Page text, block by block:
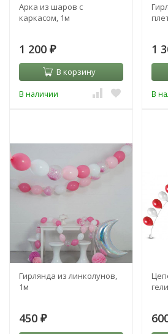
Арка из шаров с
каркасом, 1м
1 200 ₽
В корзину
В наличии
1
В
Гирлянда из линколунов,
1м
450 ₽